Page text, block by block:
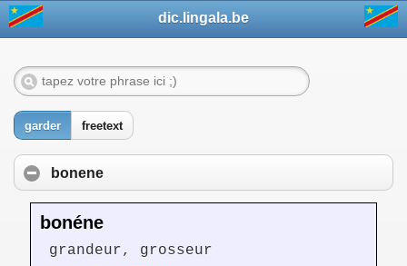
dic.lingala.be
garder freetext
bonene
bonéne
grandeur, grosseur